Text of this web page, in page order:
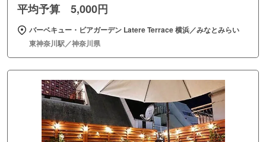
平均予算 5,000円
バーベキュー・ビアガーデン Latere Terrace 横浜／みなとみらい
東神奈川駅／神奈川県